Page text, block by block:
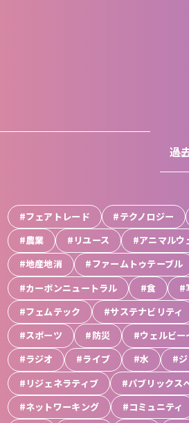
過
#フェアトレード #テクノロジー
#農業
#リユース #アニマルウ
#地産地消
#ファームトゥテーブル
#カーボンニュートラル
#食 #
#フェムテック
#サステナビリティ
#スポーツ
#防災 #ウェルビー
#ラジオ
#ライブ #水 #
#リジェネラティブ
#パブリックス
#ネットワーキング
#コミュニティ